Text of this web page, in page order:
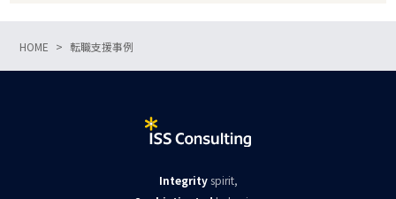
HOME 転職支援事例
Integrityspirit,